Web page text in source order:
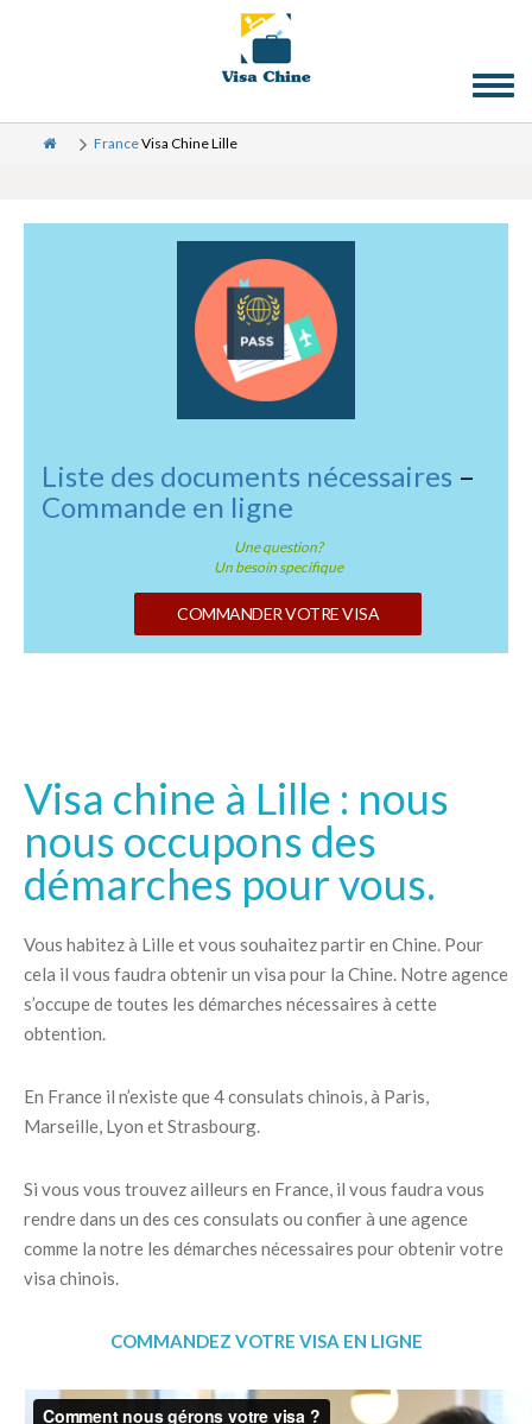
FranceVisa Chine Lille
Liste des documents nécessaires –
Commande en ligne
Une question?
Un besoin specifique
COMMANDER VOTRE VISA
Visa chine à Lille : nous
nous occupons des
démarches pour vous.
Vous habitez à Lille et vous souhaitez partir en Chine. Pour
cela il vous faudra obtenir un visa pour la Chine. Notre agence
s’occupe de toutes les démarches nécessaires à cette
obtention.
En France il n’existe que 4 consulats chinois, à Paris,
Marseille, Lyon et Strasbourg.
Si vous vous trouvez ailleurs en France, il vous faudra vous
rendre dans un des ces consulats ou confier à une agence
comme la notre les démarches nécessaires pour obtenir votre
visa chinois.
COMMANDEZ VOTRE VISA EN LIGNE